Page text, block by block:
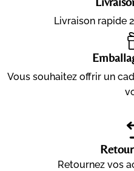
Livraison rapide
Vous souhaitez offrir un
Retournez vos